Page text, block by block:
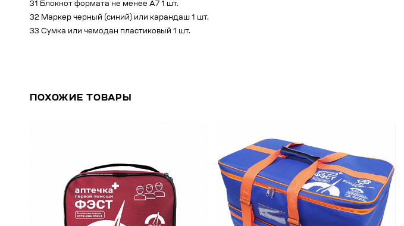
31 Блокнот формата не менее А7 1 шт.
32 Маркер черный (синий) или карандаш 1 шт.
33 Сумка или чемодан пластиковый 1 шт.
ПОХОЖИЕ ТОВАРЫ